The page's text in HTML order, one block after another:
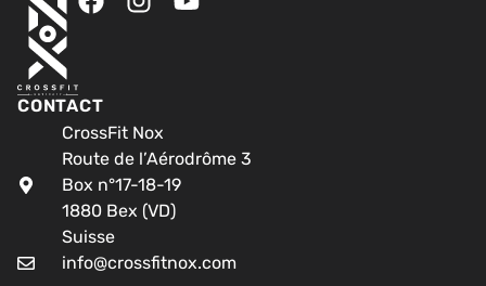
CONTACT
CrossFit Nox
Route de l’Aérodrôme 3
Box n°17-18-19
1880 Bex (VD)
Suisse
info@crossfitnox.com